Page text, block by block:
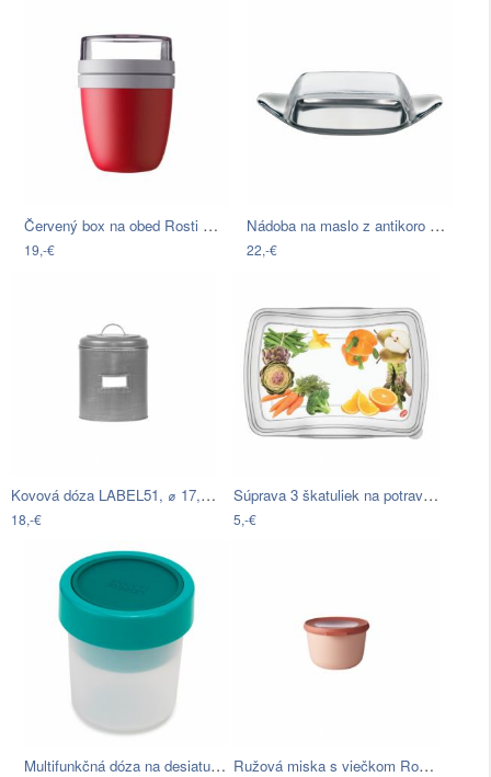
Červený box na obed Rosti Mepal Ellipse…
19,-€
Nádoba na maslo z antikoro ocele WMF…
22,-€
Kovová dóza LABEL51, ⌀ 17,5 cm
18,-€
Súprava 3 škatuliek na potraviny Snips…
5,-€
Multifunkčná dóza na desiatu Joseph… Ružová miska s viečkom Rosti Mepal…